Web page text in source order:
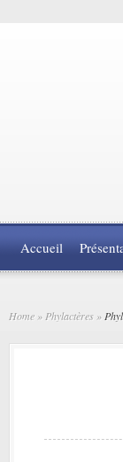
Accueil
Home » Phylactères »